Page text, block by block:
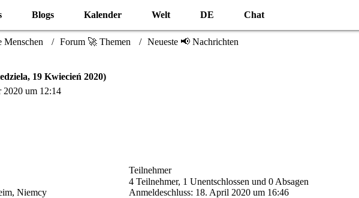
Blogs Kalender Welt DE Chat
Menschen Forum 🚀 Themen Neueste 📢 Nachrichten
19 Kwiecień 2020)
2020 um 12:14
Niemcy
Teilnehmer
4 Teilnehmer, 1 Unentschlossen und 0 Absagen
Anmeldeschluss: 18. April 2020 um 16:46